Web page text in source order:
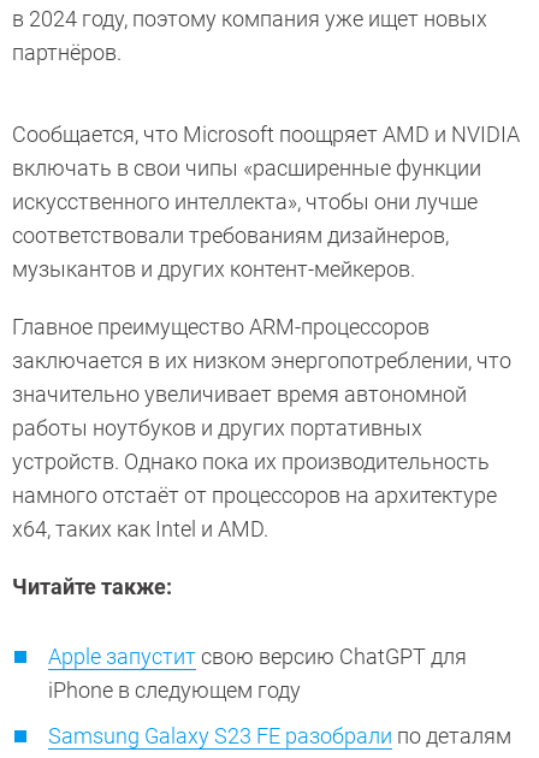
в 2024 году, поэтому компания уже ищет новых
партнёров.
Сообщается, что Microsoft поощряет AMD и NVIDIA
включать в свои чипы «расширенные функции
искусственного интеллекта», чтобы они лучше
соответствовали требованиям дизайнеров,
музыкантов и других контент-мейкеров.
Главное преимущество ARM-процессоров
заключается в их низком энергопотреблении, что
значительно увеличивает время автономной
работы ноутбуков и других портативных
устройств. Однако пока их производительность
намного отстаёт от процессоров на архитектуре
x64, таких как Intel и AMD.
Читайте также:
Apple запуститсвою версию ChatGPT для
iPhone в следующем году
Samsung Galaxy S23 FE разобрали по деталям